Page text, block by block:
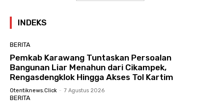
INDEKS
BERITA
Pemkab Karawang Tuntaskan Persoalan
Bangunan Liar Menahun dari Cikampek,
Rengasdengklok Hingga Akses Tol Kartim
Otentiknews.click - 7 Agustus 2026
BERITA